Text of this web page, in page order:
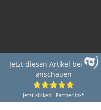
Jetzt diesen Artikel bei
anschauen
⭐⭐⭐⭐⭐
Jetzt klicken!- Partnerlink*